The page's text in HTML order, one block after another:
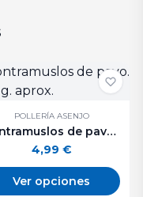
POLLERÍA ASENJO
Contramuslos de pavo. 500 g. aprox.
4,99 €
Ver opciones